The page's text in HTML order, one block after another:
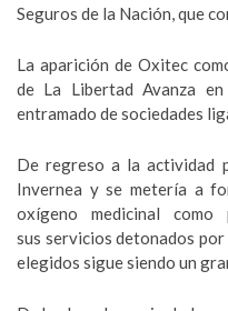
Seguros de la Nación, que
La aparición de Oxitec
de La Libertad Avanza
entramado de sociedades
De regreso a la actividad
Invernea y se metería a
oxígeno medicinal
sus servicios detonados
elegidos sigue siendo un